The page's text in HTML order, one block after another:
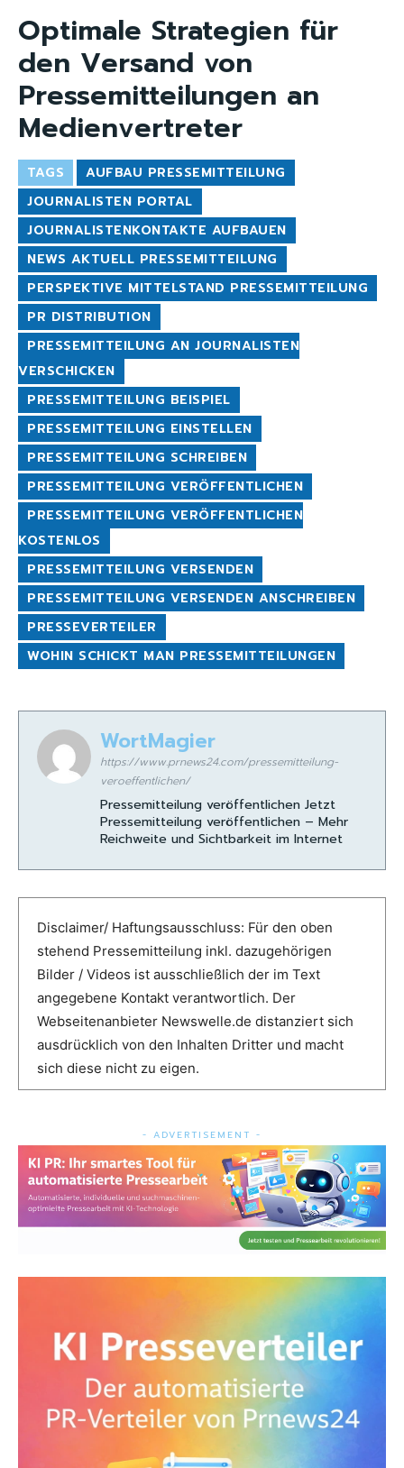
Optimale Strategien für
den Versand von
Pressemitteilungen an
Medienvertreter
TAGS
AUFBAU PRESSEMITTEILUNG
JOURNALISTEN PORTAL
JOURNALISTENKONTAKTE AUFBAUEN
NEWS AKTUELL PRESSEMITTEILUNG
PERSPEKTIVE MITTELSTAND PRESSEMITTEILUNG
PR DISTRIBUTION
PRESSEMITTEILUNG AN JOURNALISTEN
VERSCHICKEN
PRESSEMITTEILUNG BEISPIEL
PRESSEMITTEILUNG EINSTELLEN
PRESSEMITTEILUNG SCHREIBEN
PRESSEMITTEILUNG VERÖFFENTLICHEN
PRESSEMITTEILUNG VERÖFFENTLICHEN
KOSTENLOS
PRESSEMITTEILUNG VERSENDEN
PRESSEMITTEILUNG VERSENDEN ANSCHREIBEN
PRESSEVERTEILER
WOHIN SCHICKT MAN PRESSEMITTEILUNGEN
WortMagier
https://www.prnews24.com/pressemitteilung-
veroeffentlichen/
Pressemitteilung veröffentlichen Jetzt
Pressemitteilung veröffentlichen – Mehr
Reichweite und Sichtbarkeit im Internet
Disclaimer/ Haftungsausschluss: Für den oben
stehend Pressemitteilung inkl. dazugehörigen
Bilder / Videos ist ausschließlich der im Text
angegebene Kontakt verantwortlich. Der
Webseitenanbieter Newswelle.de distanziert sich
ausdrücklich von den Inhalten Dritter und macht
sich diese nicht zu eigen.
- ADVERTISEMENT -